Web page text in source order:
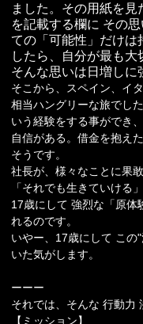
ました。その用紙を見
を記載する欄に その
ての「可能性」だけは
したら、自分が最も大
そんな思いは日増しに
そこから、スペイン、イ
相当ハングリーな旅でし
いう経験をする事ができ
自信がある。借金を抱え
そうです。
社長が、様々なことに果
「それでも生きていける
17歳にして 強烈な「原体
れるのです。
いやー、17歳にして この
いた気がします。
ーーー
それでは、そんな 行動力
【ミッション】